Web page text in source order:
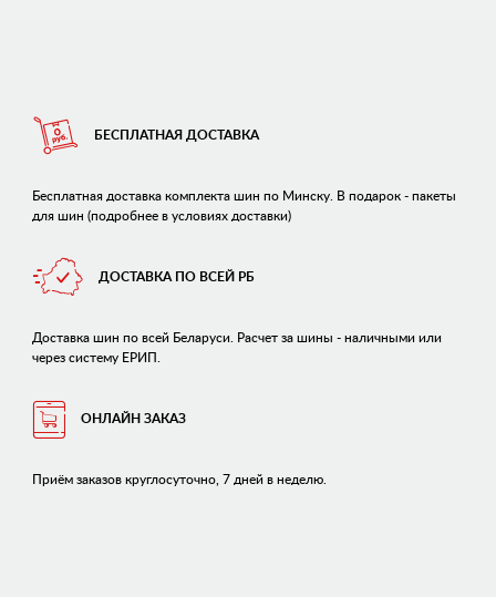
БЕСПЛАТНАЯ ДОСТАВКА
Бесплатная доставка комплекта шин по Минску. В подарок - пакеты
для шин (подробнее в условиях доставки)
ДОСТАВКА ПО ВСЕЙ РБ
Доставка шин по всей Беларуси. Расчет за шины - наличными или
через систему ЕРИП.
ОНЛАЙН ЗАКАЗ
Приём заказов круглосуточно, 7 дней в неделю.